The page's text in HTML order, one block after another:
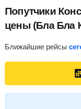
Попутчики
цены (Бла Бла
Ближайшие рейсы